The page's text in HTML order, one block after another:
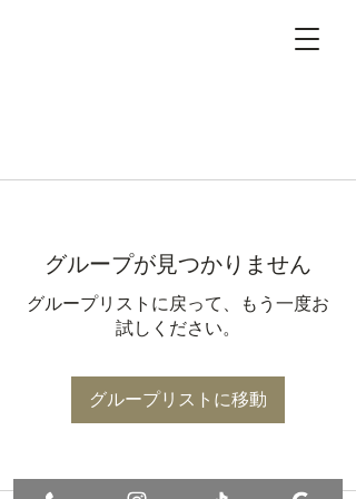
グループが見つかりません
グループリストに戻って、もう一度お
試しください。
グループリストに移動